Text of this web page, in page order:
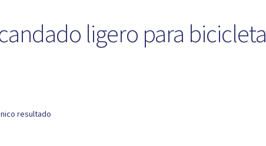
ligero para bicicleta
resultado